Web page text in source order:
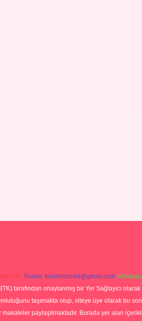
Teams: forumhizmeti@gmail.com
tarafından onaylanmış bir Yer Sağlayıcı
taşımakta olup, siteye üye olarak bu
makaleler paylaşılmaktadır. Burada yer alan